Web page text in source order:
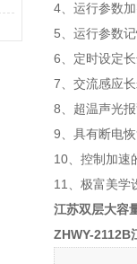
4、运行参数
5、运行参数
6、定时设定
7、交流感应
8、超温声光
9、具有断电
10、控制加速
11、极富美学
江苏双层大容
ZHWY-2112B